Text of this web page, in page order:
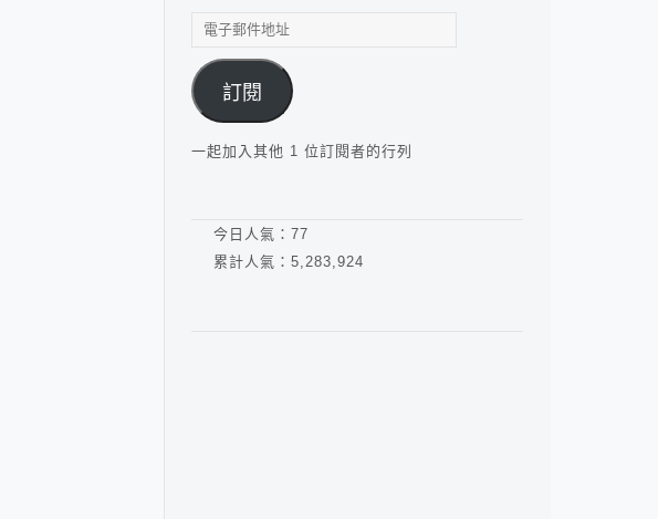
電
郵
件
地
址
訂閱
一起加入其他 1 位訂閱者的行列
今日人氣： 77
累計人氣： 5,283,924